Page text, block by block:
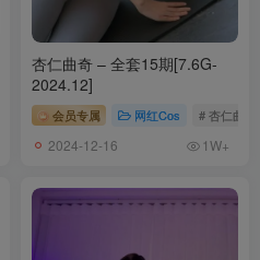
杏仁曲奇 – 全套15期[7.6G-
2024.12]
会员专属 网红Cos # 杏仁曲奇
2024-12-16 1W+